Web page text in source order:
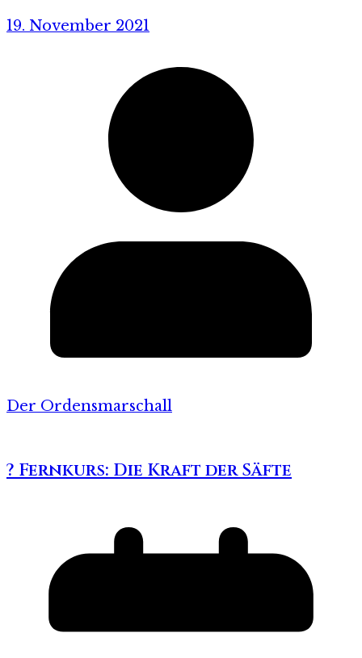
19. November 2021
Der Ordensmarschall
? Fernkurs: Die Kraft der Säfte